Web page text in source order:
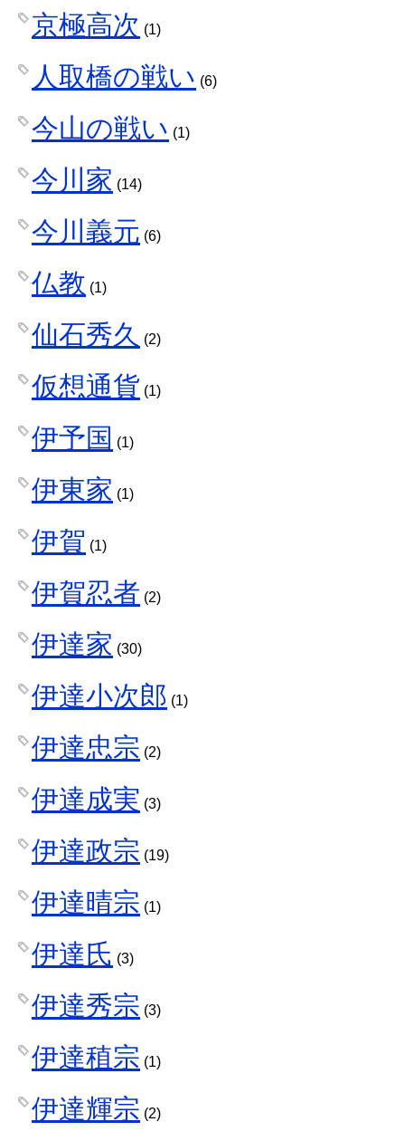
京極高次 (1)
人取橋の戦い (6)
今山の戦い (1)
今川家 (14)
今川義元 (6)
仏教 (1)
仙石秀久 (2)
仮想通貨 (1)
伊予国 (1)
伊東家 (1)
伊賀 (1)
伊賀忍者 (2)
伊達家 (30)
伊達小次郎 (1)
伊達忠宗 (2)
伊達成実 (3)
伊達政宗 (19)
伊達晴宗 (1)
伊達氏 (3)
伊達秀宗 (3)
伊達稙宗 (1)
伊達輝宗 (2)